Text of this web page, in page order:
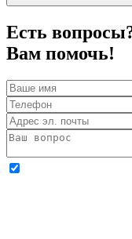
Есть
Вам помочь!